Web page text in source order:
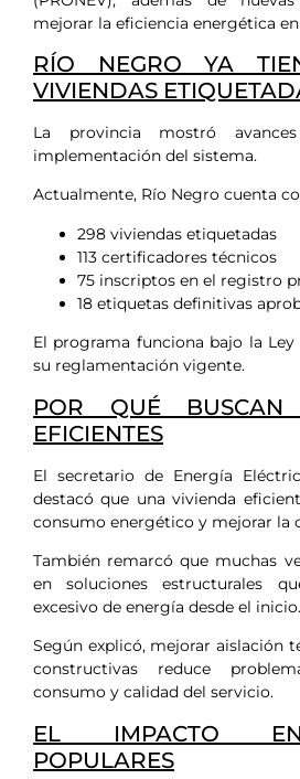
mejorar la eficiencia energética
RÍO NEGRO YA
VIVIENDAS
La provincia mostró
implementación del sistema.
Actualmente, Río Negro cuenta
298 viviendas etiquetadas
113 certificadores técnicos
75 inscriptos en el registro
18 etiquetas definitivas
El programa funciona bajo la
su reglamentación vigente.
POR QUÉ BUSCAN
EFICIENTES
El secretario de Energía
destacó que una vivienda
consumo energético y mejorar la
También remarcó que muchas
en soluciones estructurales
excesivo de energía desde el inicio.
Según explicó, mejorar aislación
constructivas reduce
consumo y calidad del servicio.
EL IMPACTO
POPULARES